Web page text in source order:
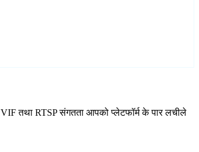
तथा RTSP संगतता आपको प्लेटफॉर्म के पार लचीले